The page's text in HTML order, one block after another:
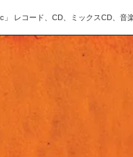
」 レコード、CD、ミックスCD、音